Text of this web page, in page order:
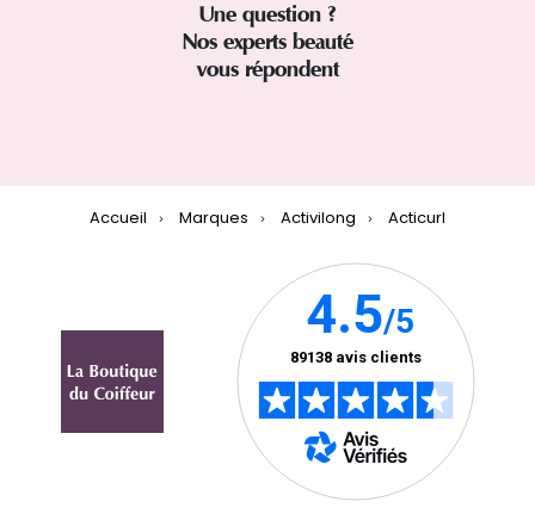
Une question ?
Nos experts beauté
vous répondent
Accueil Marques Activilong Acticurl